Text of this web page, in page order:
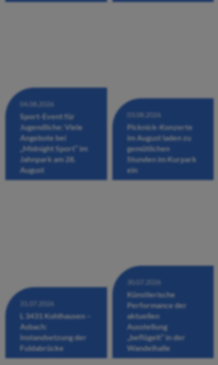
04.08.2026
Sport-Event für
Jugendliche: Viele
Angebote bei
„Midnight Sport“ im
Jahnpark am 28.
August
03.08.2026
Picknick-Konzerte
im August laden zu
gemütlichen
Stunden im Kurpark
ein
31.07.2026
L 3431 Kohlhausen –
Asbach:
Instandsetzung der
Fuldabrücke
30.07.2026
Künstlerische
Performance der
aktuellen
Ausstellung
„beflügelt“ in der
Wandelhalle